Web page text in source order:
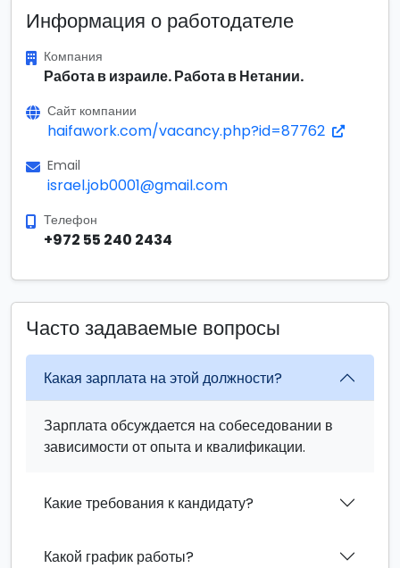
Информация о работодателе
Компания
Работа в израиле. Работа в Нетании.
Сайт компании
haifawork.com/vacancy.php?id=87762
Email
israel.job0001@gmail.com
Телефон
+972 55 240 2434
Часто задаваемые вопросы
Какая зарплата на этой должности?
Зарплата обсуждается на собеседовании в
зависимости от опыта и квалификации.
Какие требования к кандидату?
Какой график работы?